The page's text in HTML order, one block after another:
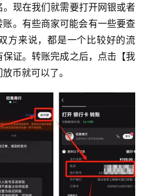
现在我们就需要打开网银或者
。有些商家可能会有一些要查
方来说，都是一个比较好的流
证。转账完成之后，点击【我
币就可以了。